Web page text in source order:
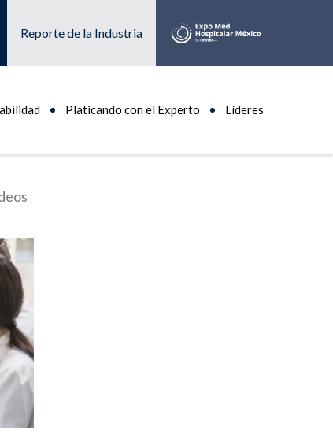
Reporte de la Industria
Platicando con el Experto Líderes